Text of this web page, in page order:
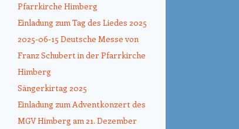
Pfarrkirche Himberg
Einladung zum Tag des Liedes 2025
2025-06-15 Deutsche Messe von
Franz Schubert in der Pfarrkirche
Himberg
Sängerkirtag 2025
Einladung zum Adventkonzert des
MGV Himberg am 21. Dezember